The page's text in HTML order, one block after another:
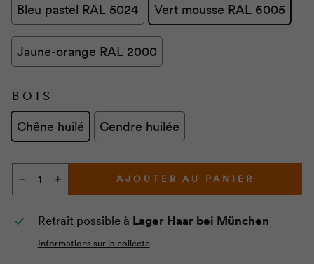
Bleu pastel RAL 5024 Vert mousse RAL 6005
Jaune-orange RAL 2000
BOIS
Chêne huilé Cendre huilée
+
AJOUTER AU PANIER
Retrait possible à Lager Haar bei München
Informations sur la collecte